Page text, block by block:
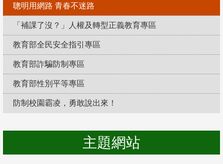
聰明用網路 青春不迷路
「補課了沒？」人權及轉型正義教育專區
教育部全民安全指引專區
教育部詐騙防制專區
教育部性別平等專區
防制校園霸凌，勇敢說出來！
主題網站